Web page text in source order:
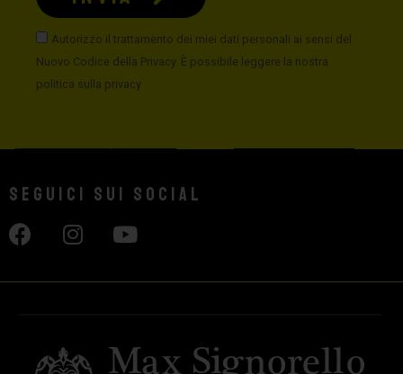
Autorizzo il trattamento dei miei dati personali ai sensi del
Nuovo Codice della Privacy. È possibile leggere la nostra
politica sulla privacy
Seguici sui social